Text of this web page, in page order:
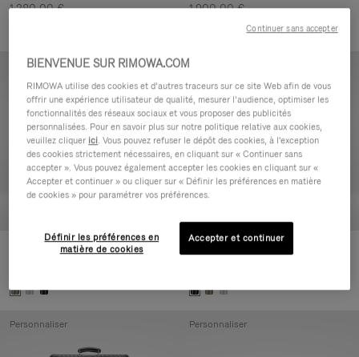
1.280,00 €
1.900,00 €
Classic Check-In L
Personnaliser
Classic Trunk
Personnaliser Personnaliser
BIENVENUE SUR RIMOWA.COM
RIMOWA utilise des cookies et d’autres traceurs sur ce site Web afin de vous
offrir une expérience utilisateur de qualité, mesurer l’audience, optimiser les
fonctionnalités des réseaux sociaux et vous proposer des publicités
personnalisées. Pour en savoir plus sur notre politique relative aux cookies,
veuillez cliquer ici. Vous pouvez refuser le dépôt des cookies, à l'exception
des cookies strictement nécessaires, en cliquant sur « Continuer sans
accepter ». Vous pouvez également accepter les cookies en cliquant sur «
Accepter et continuer » ou cliquer sur « Définir les préférences en matière
de cookies » pour paramétrer vos préférences.
Définir les préférences en
matière de cookies
Accepter et continuer
Continuer sans accepter